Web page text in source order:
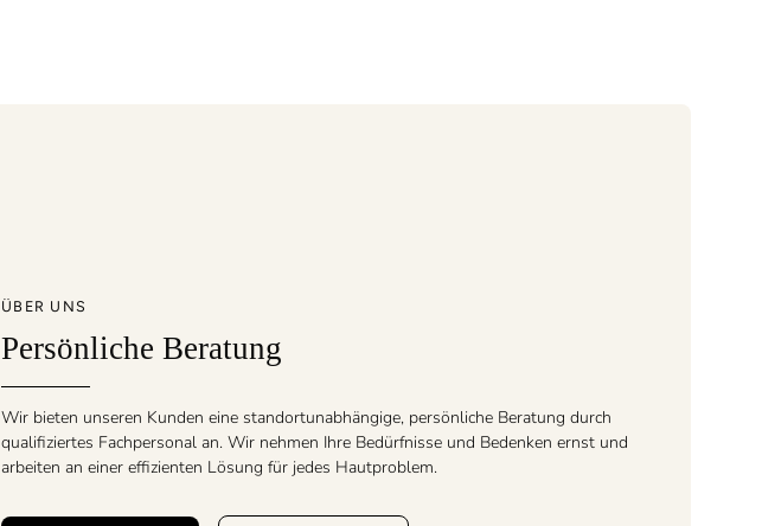
ÜBER UNS
Persönliche Beratung
Wir bieten unseren Kunden eine standortunabhängige, persönliche Beratung durch
qualifiziertes Fachpersonal an. Wir nehmen Ihre Bedürfnisse und Bedenken ernst und
arbeiten an einer effizienten Lösung für jedes Hautproblem.